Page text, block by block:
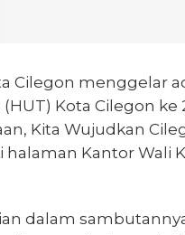
Cilegon menggelar
Kota Cilegon ke
Kita Wujudkan
Kantor Wali
dalam